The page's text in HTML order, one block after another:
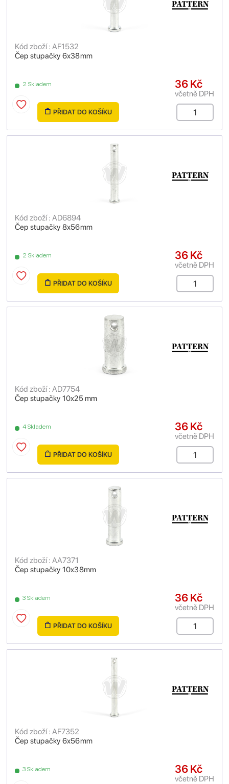
Čep stupačky 6x38mm
Kód zboží : AF1532
2 Skladem 36 Kč
včetně DPH
PŘIDAT DO KOŠÍKU
Čep stupačky 8x56mm
Kód zboží : AD6894
2 Skladem 36 Kč
včetně DPH
PŘIDAT DO KOŠÍKU
Čep stupačky 10x25 mm
Kód zboží : AD7754
4 Skladem 36 Kč
včetně DPH
PŘIDAT DO KOŠÍKU
Čep stupačky 10x38mm
Kód zboží : AA7371
3 Skladem 36 Kč
včetně DPH
PŘIDAT DO KOŠÍKU
Čep stupačky 6x56mm
Kód zboží : AF7352
3 Skladem 36 Kč
včetně DPH